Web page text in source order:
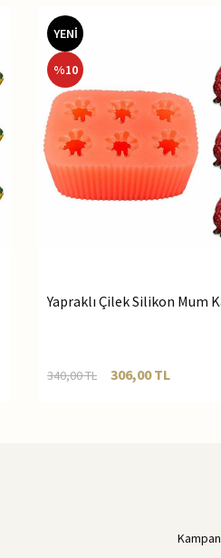
YENİ
%10
Yapraklı Çilek Silikon Mum
340,00TL 306,00TL